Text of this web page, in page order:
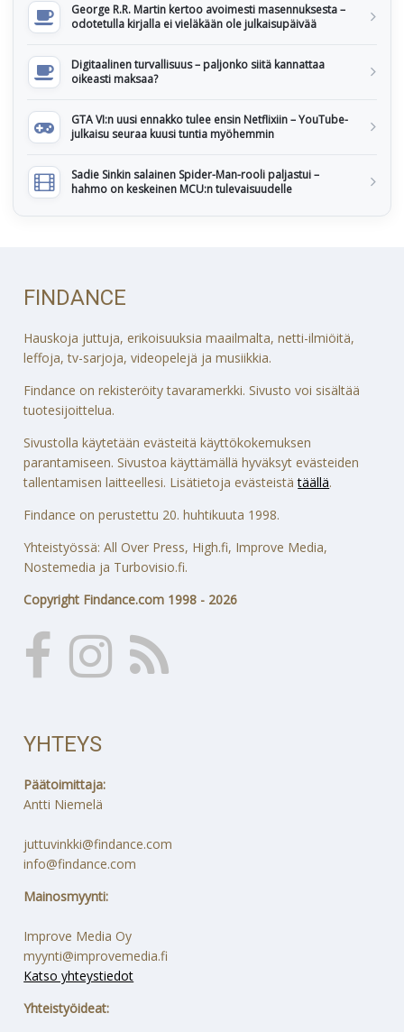
George R.R. Martin kertoo avoimesti masennuksesta –
odotetulla kirjalla ei vieläkään ole julkaisupäivää
Digitaalinen turvallisuus – paljonko siitä kannattaa
oikeasti maksaa?
GTA VI:n uusi ennakko tulee ensin Netflixiin – YouTube-
julkaisu seuraa kuusi tuntia myöhemmin
Sadie Sinkin salainen Spider-Man-rooli paljastui –
hahmo on keskeinen MCU:n tulevaisuudelle
FINDANCE
Hauskoja juttuja, erikoisuuksia maailmalta, netti-ilmiöitä,
leffoja, tv-sarjoja, videopelejä ja musiikkia.
Findance on rekisteröity tavaramerkki. Sivusto voi sisältää
tuotesijoittelua.
Sivustolla käytetään evästeitä käyttökokemuksen
parantamiseen. Sivustoa käyttämällä hyväksyt evästeiden
tallentamisen laitteellesi. Lisätietoja evästeistätäällä.
Findance on perustettu 20. huhtikuuta 1998.
Yhteistyössä: All Over Press, High.fi, Improve Media,
Nostemedia ja Turbovisio.fi.
Copyright Findance.com 1998 - 2026
YHTEYS
Päätoimittaja:
Antti Niemelä
juttuvinkki@findance.com
info@findance.com
Mainosmyynti:
Improve Media Oy
myynti@improvemedia.fi
Katso yhteystiedot
Yhteistyöideat: